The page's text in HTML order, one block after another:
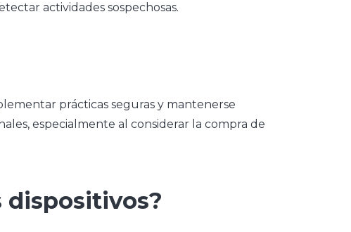
actividades sospechosas.
prácticas seguras y mantenerse
especialmente al considerar la compra de
dispositivos?